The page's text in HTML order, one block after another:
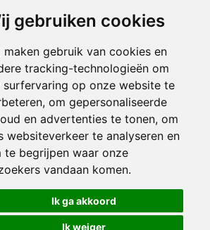
gebruiken cookies
maken gebruik van cookies en
tracking-technologieën om
surfervaring op onze website te
om gepersonaliseerde
en advertenties te tonen, om
websiteverkeer te analyseren en
te begrijpen waar onze
vandaan komen.
Ik ga akkoord
Ik weiger
10.00 - 12.30 en 13.30 - 17.00
10.00 - 12.30 en 13.30 - 17.00
Zaterdag
gesloten
Zondag gesloten